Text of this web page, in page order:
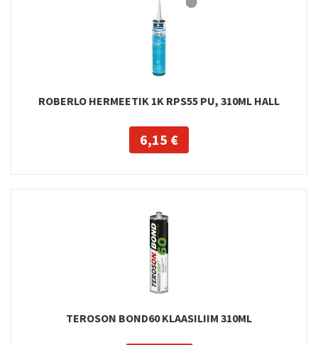
ROBERLO HERMEETIK 1K RPS55 PU, 310ML HALL
6,15 €
TEROSON BOND60 KLAASILIIM 310ML